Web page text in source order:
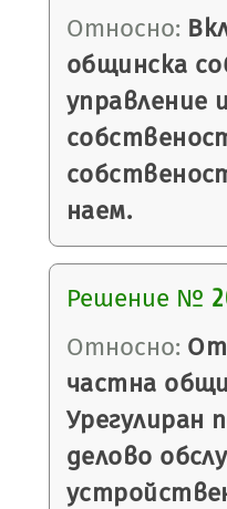
Относно:
общинска
управление
наем.
Решение №
Относно:
частна
Урегулиран
делово